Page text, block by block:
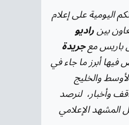
اليومية على إعلام
بينراديو
باريس معجريدة
فيها أبرز ما جاء في
والخليج
وأخبار، لنرصد
المشهد الإعلامي